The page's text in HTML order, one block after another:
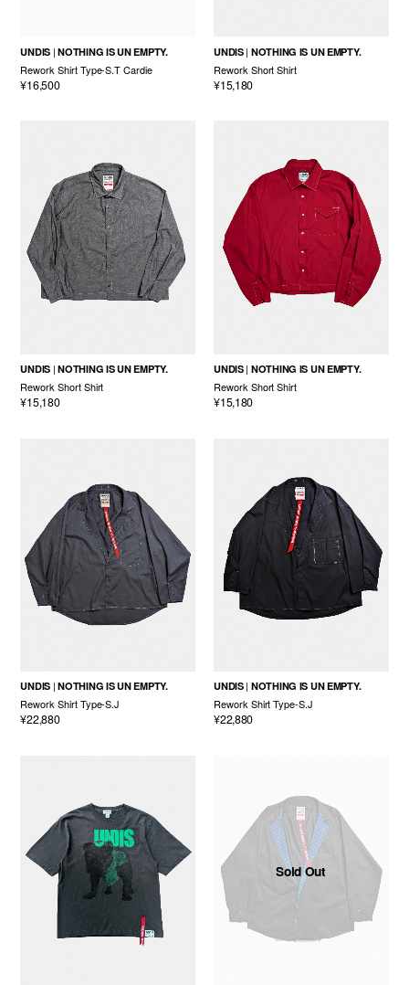
UNDIS NOTHING IS UN EMPTY.
Rework Shirt Type-S.T Cardie
¥16,500
UNDIS NOTHING IS UN EMPTY.
Rework Short Shirt
¥15,180
UNDIS NOTHING IS UN EMPTY.
Rework Short Shirt
¥15,180
UNDIS NOTHING IS UN EMPTY.
Rework Short Shirt
¥15,180
UNDIS NOTHING IS UN EMPTY.
Rework Shirt Type-S.J
¥22,880
UNDIS NOTHING IS UN EMPTY.
Rework Shirt Type-S.J
¥22,880
Sold Out